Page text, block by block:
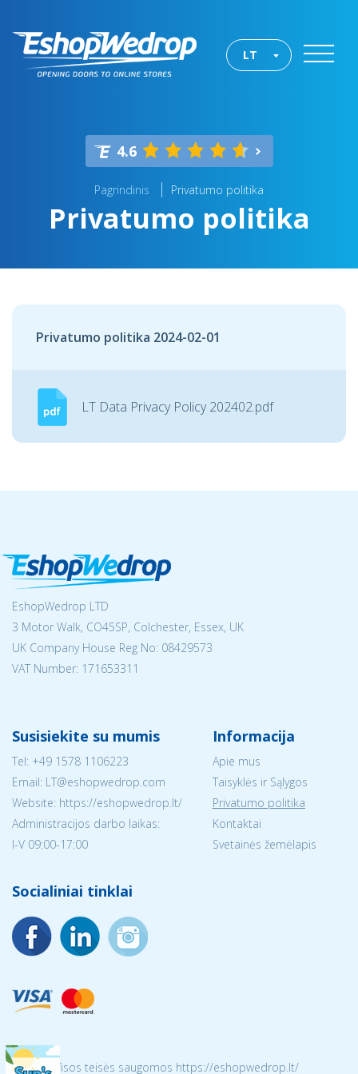
LT
4.6
Pagrindinis Privatumo politika
Privatumo politika
Privatumo politika 2024-02-01
LT Data Privacy Policy 202402.pdf
EshopWedrop LTD
3 Motor Walk, CO45SP, Colchester, Essex, UK
UK Company House Reg No: 08429573
VAT Number: 171653311
Susisiekite su mumis
Tel: +49 1578 1106223
Email: LT@eshopwedrop.com
Website: https://eshopwedrop.lt/
Administracijos darbo laikas:
I-V 09:00-17:00
Informacija
Apie mus
Taisyklės ir Sąlygos
Privatumo politika
Kontaktai
Svetainės žemėlapis
Socialiniai tinklai
© 2026 Visos teisės saugomos https://eshopwedrop.lt/